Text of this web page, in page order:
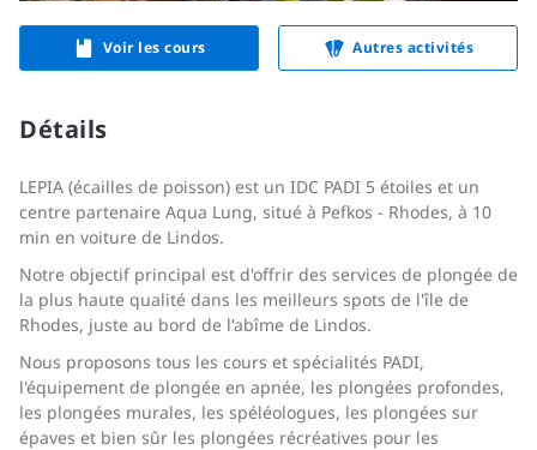
Voir les cours Autres activités
Détails
LEPIA (écailles de poisson) est un IDC PADI 5 étoiles et un
centre partenaire Aqua Lung, situé à Pefkos - Rhodes, à 10
min en voiture de Lindos.
Notre objectif principal est d'offrir des services de plongée de
la plus haute qualité dans les meilleurs spots de l'île de
Rhodes, juste au bord de l'abîme de Lindos.
Nous proposons tous les cours et spécialités PADI,
l'équipement de plongée en apnée, les plongées profondes,
les plongées murales, les spéléologues, les plongées sur
épaves et bien sûr les plongées récréatives pour les